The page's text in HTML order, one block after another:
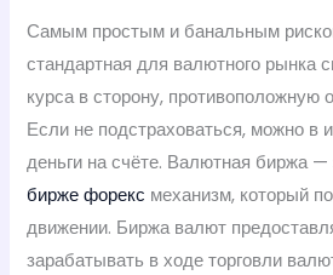
Самым простым и банальным
стандартная для валютного рынка
курса в сторону, противоположную
Если не подстраховаться, можно в
деньги на счёте. Валютная биржа
бирже форекс механизм, который
движении. Биржа валют
зарабатывать в ходе торговли